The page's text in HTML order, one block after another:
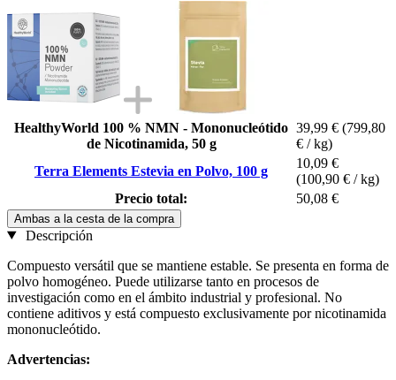
HealthyWorld 100 % NMN - Mononucleótido
de Nicotinamida, 50 g
39,99 € (799,80
€ / kg)
Terra Elements Estevia en Polvo, 100 g
10,09 €
(100,90 € / kg)
Precio total:
50,08 €
Ambas a la cesta de la compra
Descripción
Compuesto versátil que se mantiene estable. Se presenta en forma de
polvo homogéneo. Puede utilizarse tanto en procesos de
investigación como en el ámbito industrial y profesional. No
contiene aditivos y está compuesto exclusivamente por nicotinamida
mononucleótido.
Advertencias: